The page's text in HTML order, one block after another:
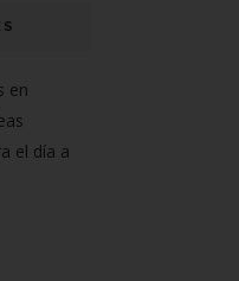
en
el día a